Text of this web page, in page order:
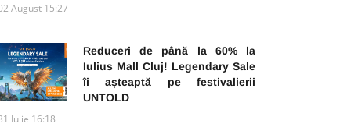
August 15:27
Reduceri de până la 60% la
Iulius Mall Cluj! Legendary Sale
îi așteaptă pe festivalierii
UNTOLD
Iulie 16:18